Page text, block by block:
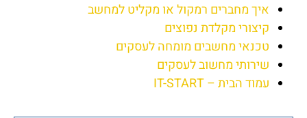
איך מחברים רמקול או מקליט למחשב
קיצורי מקלדת נפוצים
טכנאי מחשבים מומחה לעסקים
שירותי מחשוב לעסקים
עמוד הבית – IT-START